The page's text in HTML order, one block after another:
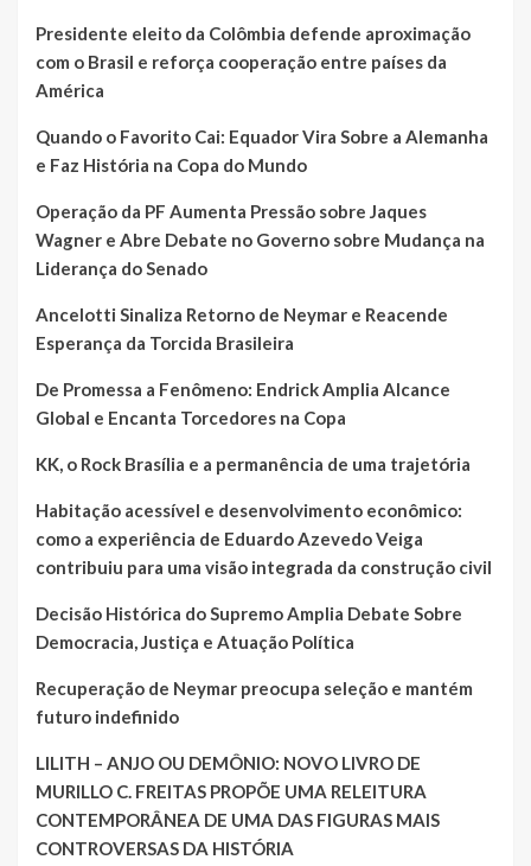
Presidente eleito da Colômbia defende aproximação
com o Brasil e reforça cooperação entre países da
América
Quando o Favorito Cai: Equador Vira Sobre a Alemanha
e Faz História na Copa do Mundo
Operação da PF Aumenta Pressão sobre Jaques
Wagner e Abre Debate no Governo sobre Mudança na
Liderança do Senado
Ancelotti Sinaliza Retorno de Neymar e Reacende
Esperança da Torcida Brasileira
De Promessa a Fenômeno: Endrick Amplia Alcance
Global e Encanta Torcedores na Copa
KK, o Rock Brasília e a permanência de uma trajetória
Habitação acessível e desenvolvimento econômico:
como a experiência de Eduardo Azevedo Veiga
contribuiu para uma visão integrada da construção civil
Decisão Histórica do Supremo Amplia Debate Sobre
Democracia, Justiça e Atuação Política
Recuperação de Neymar preocupa seleção e mantém
futuro indefinido
LILITH – ANJO OU DEMÔNIO: NOVO LIVRO DE
MURILLO C. FREITAS PROPÕE UMA RELEITURA
CONTEMPORÂNEA DE UMA DAS FIGURAS MAIS
CONTROVERSAS DA HISTÓRIA